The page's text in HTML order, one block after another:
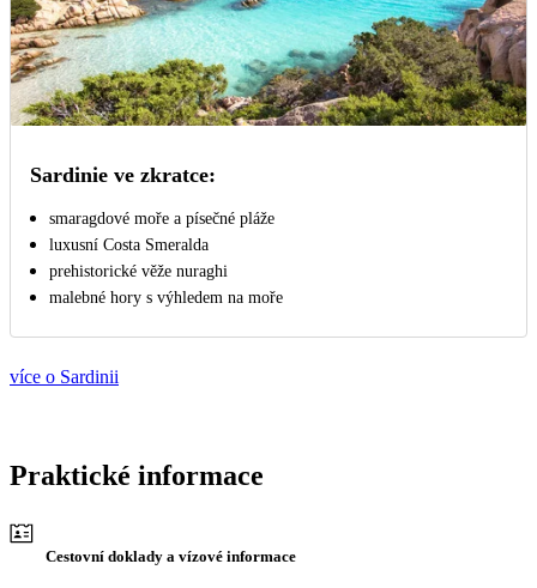
Sardinie ve zkratce:
smaragdové moře a písečné pláže
luxusní Costa Smeralda
prehistorické věže nuraghi
malebné hory s výhledem na moře
více o Sardinii
Praktické informace
Cestovní doklady a vízové informace